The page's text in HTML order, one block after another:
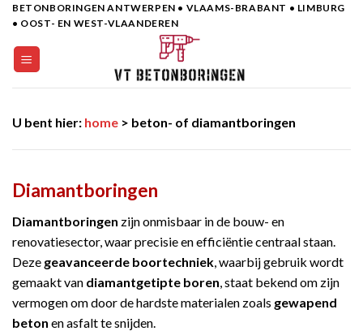
Skip
content
BETONBORINGEN ANTWERPEN • VLAAMS-BRABANT • LIMBURG
• OOST- EN WEST-VLAANDEREN
U bent hier: home > beton- of diamantboringen
Diamantboringen
Diamantboringen zijn onmisbaar in de bouw- en
renovatiesector, waar precisie en efficiëntie centraal staan.
Deze geavanceerde boortechniek, waarbij gebruik wordt
gemaakt van diamantgetipte boren, staat bekend om zijn
vermogen om door de hardste materialen zoals gewapend
beton en asfalt te snijden.